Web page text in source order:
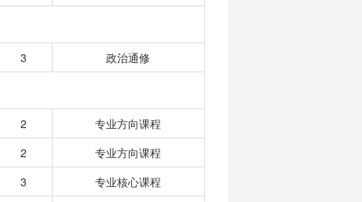
3 政治通修
2
专业方向课程
2
专业方向课程
3
专业核心课程